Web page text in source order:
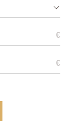
€
€